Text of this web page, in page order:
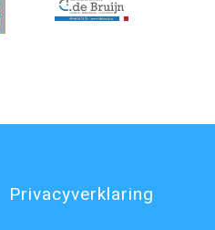
Privacyverklaring